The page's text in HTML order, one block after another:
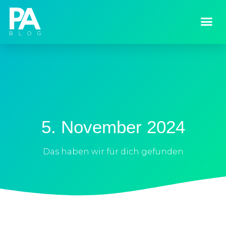
5. November 2024
Das haben wir für dich gefunden